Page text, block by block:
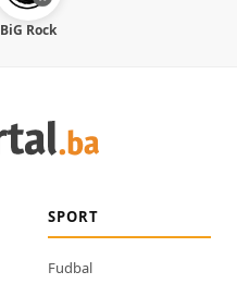
BiG Rock
SPORT
Fudbal